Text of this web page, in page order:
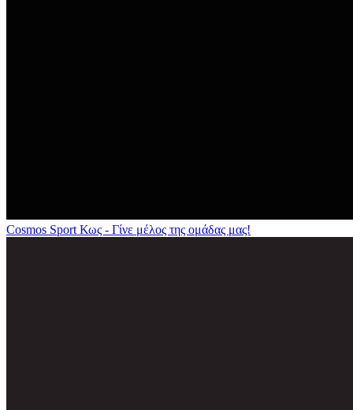
Cosmos Sport Κως - Γίνε μέλος της ομάδας μας!